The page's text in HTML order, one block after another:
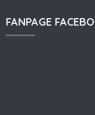
FANPAGE